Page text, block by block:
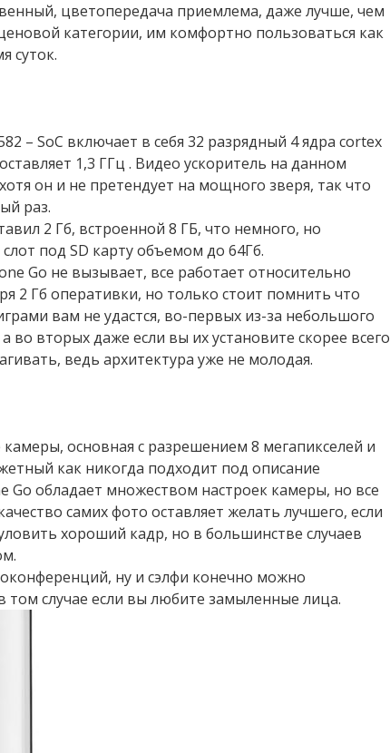
цветопередача приемлема, даже лучше, чем
категории, им комфортно пользоваться как
суток.
– SoC включает в себя 32 разрядный 4 ядра cortex
1,3 ГГц . Видео ускоритель на данном
он и не претендует на мощного зверя, так что
раз.
2 Гб, встроенной 8 ГБ, что немного, но
под SD карту объемом до 64Гб.
Go не вызывает, все работает относительно
2 Гб оперативки, но только стоит помнить что
вам не удастся, во-первых из-за небольшого
во вторых даже если вы их установите скорее всего
ведь архитектура уже не молодая.
основная с разрешением 8 мегапикселей и
как никогда подходит под описание
Go обладает множеством настроек камеры, но все
самих фото оставляет желать лучшего, если
хороший кадр, но в большинстве случаев
ну и сэлфи конечно можно
том случае если вы любите замыленные лица.